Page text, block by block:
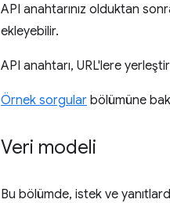
API anahtarınız olduktan
ekleyebilir.
API anahtarı, URL'lere
Örnek sorgular bölümüne
Veri modeli
Bu bölümde, istek ve